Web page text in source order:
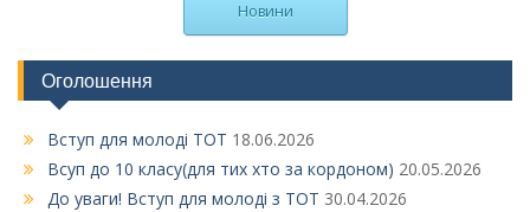
Новини
Оголошення
Вступ для молоді ТОТ 18.06.2026
Всуп до 10 класу(для тих хто за кордоном) 20.05.2026
До уваги! Вступ для молоді з ТОТ 30.04.2026